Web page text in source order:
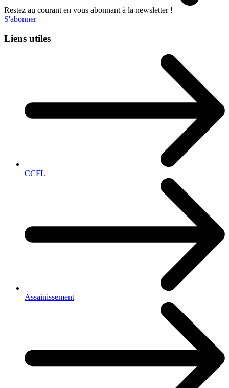
Restez au courant en vous abonnant à la newsletter !
S'abonner
Liens utiles
CCFL
Assainissement